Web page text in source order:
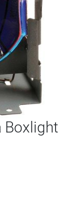
Boxlight